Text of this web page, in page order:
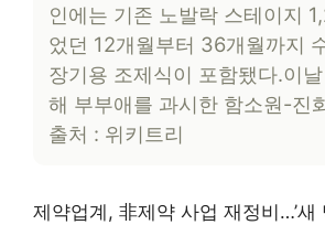
인에는 기존 노발락 스테이지
었던 12개월부터 36개월까지
장기용 조제식이 포함됐다.이
해 부부애를 과시한 함소원-진
출처 : 위키트리
제약업계, 非제약 사업 재정비…’새